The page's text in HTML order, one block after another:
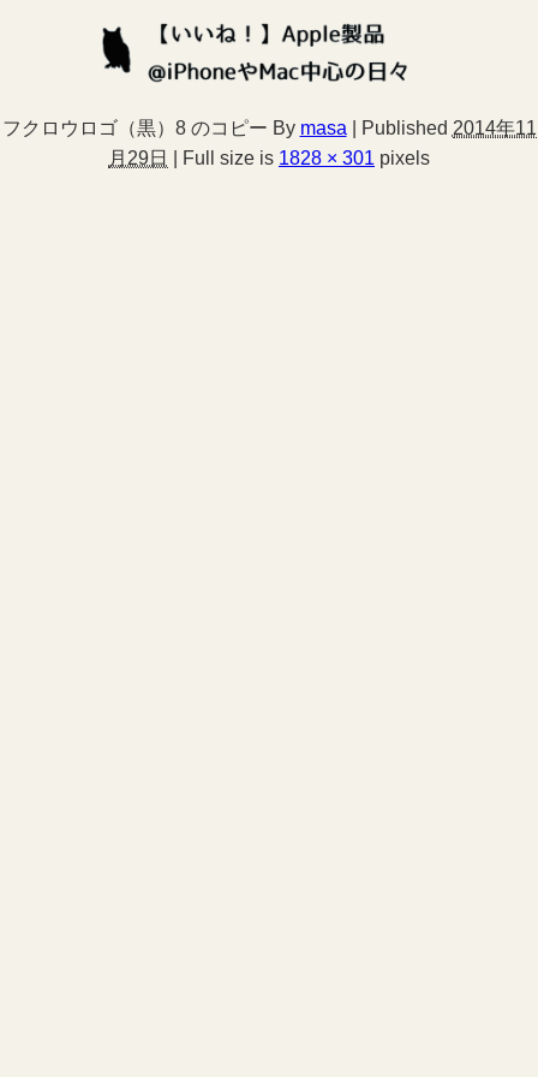
フクロウロゴ（黒）8 のコピー By masa Published 2014年11
月29日
Full size is 1828 × 301 pixels